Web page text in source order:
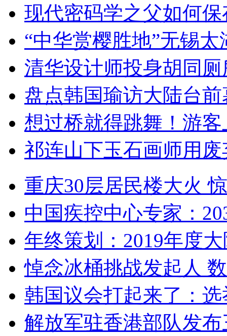
现代密码学之父如何
“中华赏樱胜地”无锡
清华设计师投身胡同
盘点韩国瑜访大陆台
想过桥就得跳舞！游客
祁连山下玉石画师用
重庆30层居民楼大火
中国疾控中心专家：
年终策划：2019年度
悼念冰桶挑战发起人
韩国议会打起来了：
解放军驻香港部队发